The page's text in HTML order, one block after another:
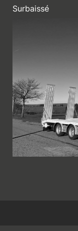
Surbaissé